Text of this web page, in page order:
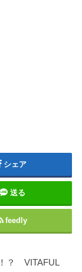
シェア
送る
feedly
？ VITAFUL